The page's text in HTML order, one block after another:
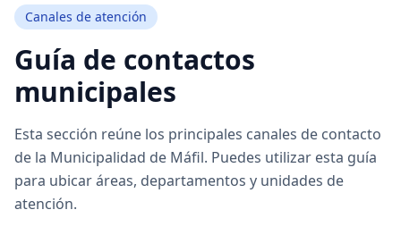
Canales de atención
Guía de contactos
municipales
Esta sección reúne los principales canales de contacto
de la Municipalidad de Máfil. Puedes utilizar esta guía
para ubicar áreas, departamentos y unidades de
atención.